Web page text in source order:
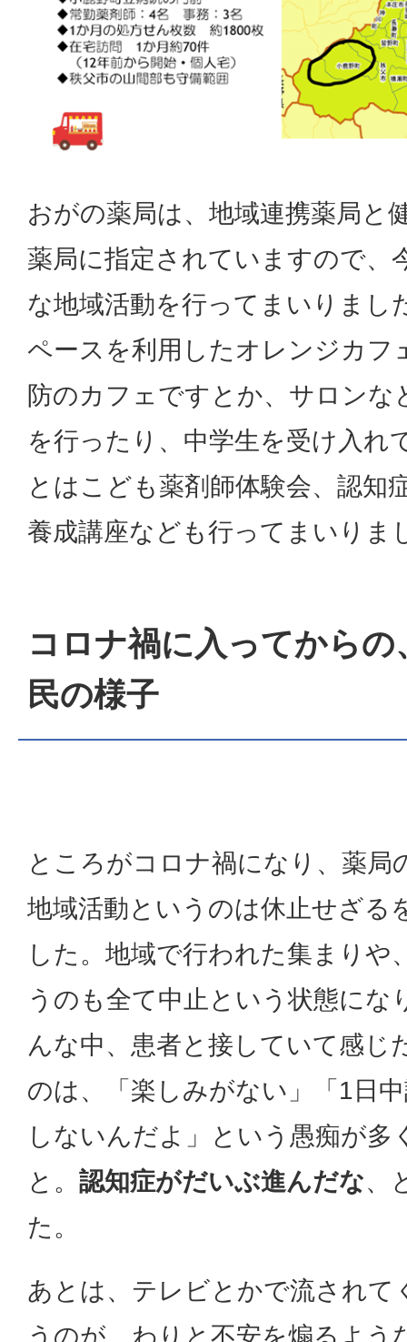
おがの薬局は、地域連携薬局と
薬局に指定されていますので、
な地域活動を行ってまいりまし
ペースを利用したオレンジカフ
防のカフェですとか、サロンな
を行ったり、中学生を受け入れ
とはこども薬剤師体験会、認知
養成講座なども行ってまいりま
コロナ禍に入ってからの
民の様子
ところがコロナ禍になり、薬局
地域活動というのは休止せざる
した。地域で行われた集まりや
うのも全て中止という状態にな
んな中、患者と接していて感じ
のは、「楽しみがない」「1日
しないんだよ」という愚痴が多
と。 認知症がだいぶ進んだな、
た。
あとは、テレビとかで流されて
うのが、わりと不安を煽るよう